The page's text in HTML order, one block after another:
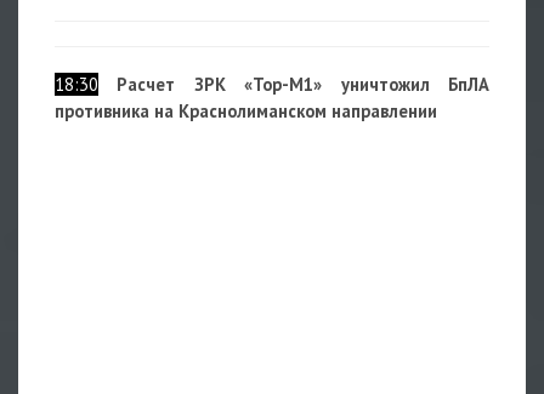
18:30
Расчет ЗРК «Тор-М1» уничтожил БпЛА
противника на Краснолиманском направлении